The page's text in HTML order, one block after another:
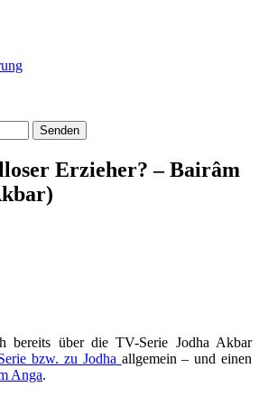
Erzieher? – Bairâm
bereits über die TV-Serie Jodha Akbar
bzw. zu Jodha allgemein – und einen
Anga.